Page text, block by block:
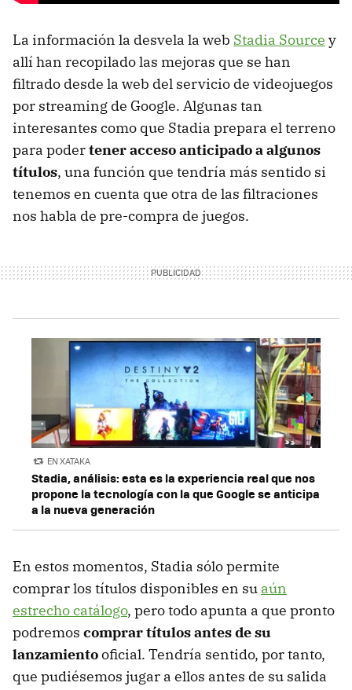
La información la desvela la web Stadia Source y
allí han recopilado las mejoras que se han
filtrado desde la web del servicio de videojuegos
por streaming de Google. Algunas tan
interesantes como que Stadia prepara el terreno
para podertener acceso anticipado a algunos
títulos, una función que tendría más sentido si
tenemos en cuenta que otra de las filtraciones
nos habla de pre-compra de juegos.
EN XATAKA
Stadia, análisis: esta es la experiencia real que nos
propone la tecnología con la que Google se anticipa
a la nueva generación
En estos momentos, Stadia sólo permite
comprar los títulos disponibles en su aún
estrecho catálogo, pero todo apunta a que pronto
podremos comprar títulos antes de su
lanzamientooficial. Tendría sentido, por tanto,
que pudiésemos jugar a ellos antes de su salida